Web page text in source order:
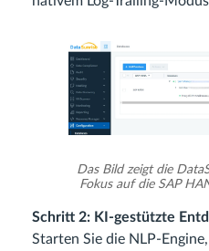
Das Bild zeigt die
Fokus auf die SAP
Schritt 2: KI-gestützte
Starten Sie die NLP-